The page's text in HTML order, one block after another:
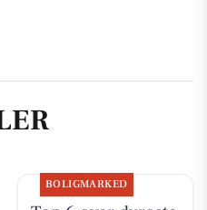
BOLIGMARKED